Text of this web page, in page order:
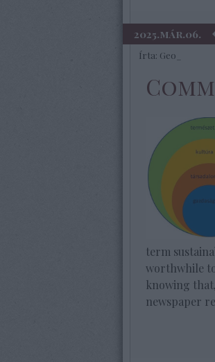
2025.már.06.
Írta: Geo_
term
worthwhile
knowing
newspaper